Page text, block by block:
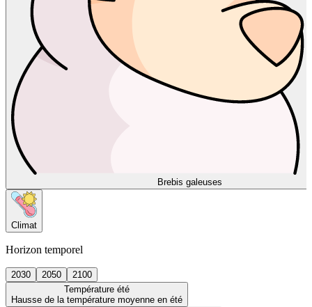
Brebis galeuses
Climat
Horizon temporel
2030 2050
2100
Température été
Hausse de la température moyenne en été